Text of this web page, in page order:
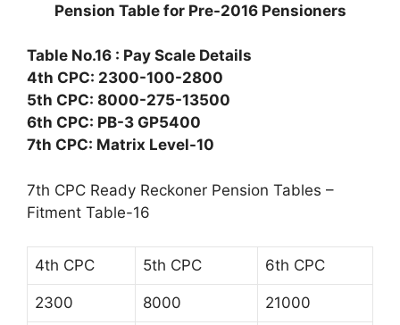
Pension Table for Pre-2016 Pensioners
Table No.16 : Pay Scale Details
4th CPC: 2300-100-2800
5th CPC: 8000-275-13500
6th CPC: PB-3 GP5400
7th CPC: Matrix Level-10
7th CPC Ready Reckoner Pension Tables –
Fitment Table-16
4th CPC 5th CPC 6th CPC
2300 8000 21000